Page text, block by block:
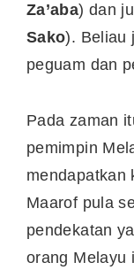
Za’aba) dan
Sako). Beliau
peguam dan
Pada zaman
pemimpin
mendapatkan
Maarof pula
pendekatan
orang Melayu